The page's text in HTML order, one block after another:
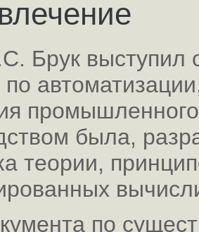
Брук
была,
теории,
по